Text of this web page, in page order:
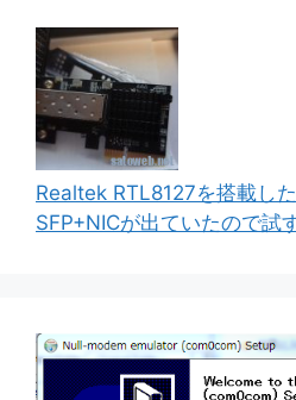
Realtek RTL8127を搭載し
SFP+NICが出ていたので試す